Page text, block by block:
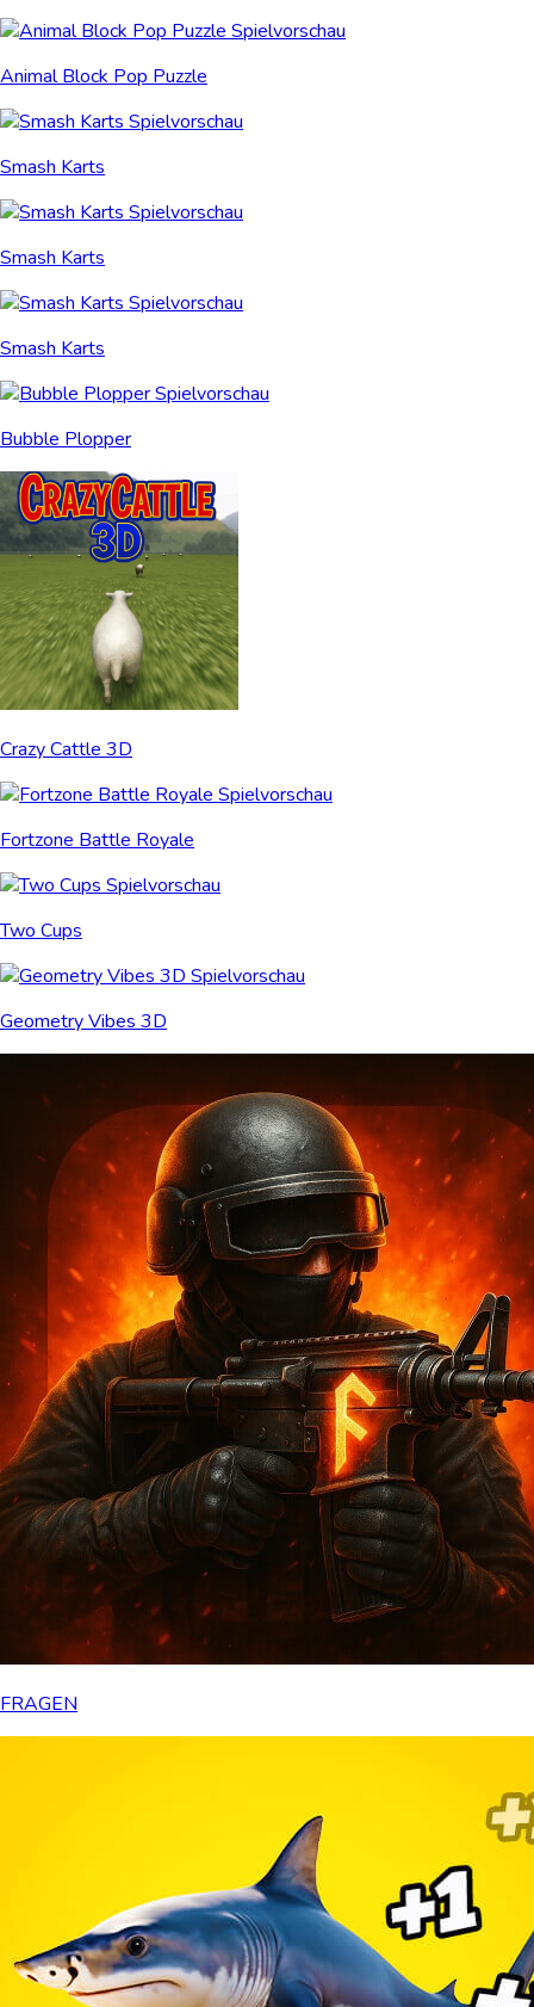
Animal Block Pop Puzzle
Smash Karts
Smash Karts
Smash Karts
Bubble Plopper
Crazy Cattle 3D
Fortzone Battle Royale
Two Cups
Geometry Vibes 3D
FRAGEN